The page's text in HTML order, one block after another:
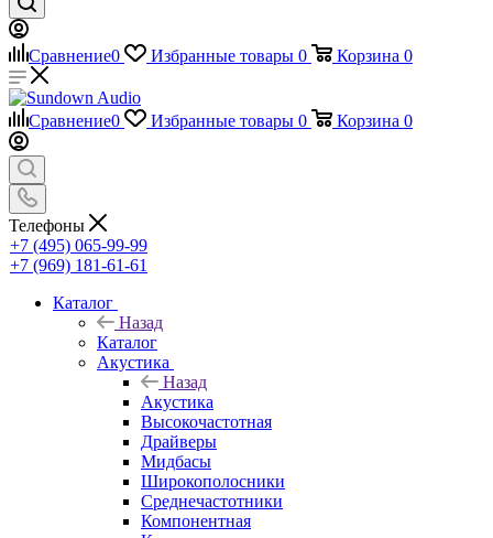
Сравнение0 Избранные товары 0 Корзина 0
Сравнение0 Избранные товары 0 Корзина 0
Телефоны
+7 (495) 065-99-99
+7 (969) 181-61-61
Каталог
Назад
Каталог
Акустика
Назад
Акустика
Высокочастотная
Драйверы
Мидбасы
Широкополосники
Среднечастотники
Компонентная